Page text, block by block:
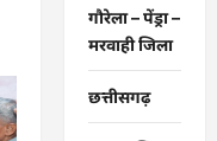
गौरेला – पेंड्रा –
मरवाही जिला
छत्तीसगढ़